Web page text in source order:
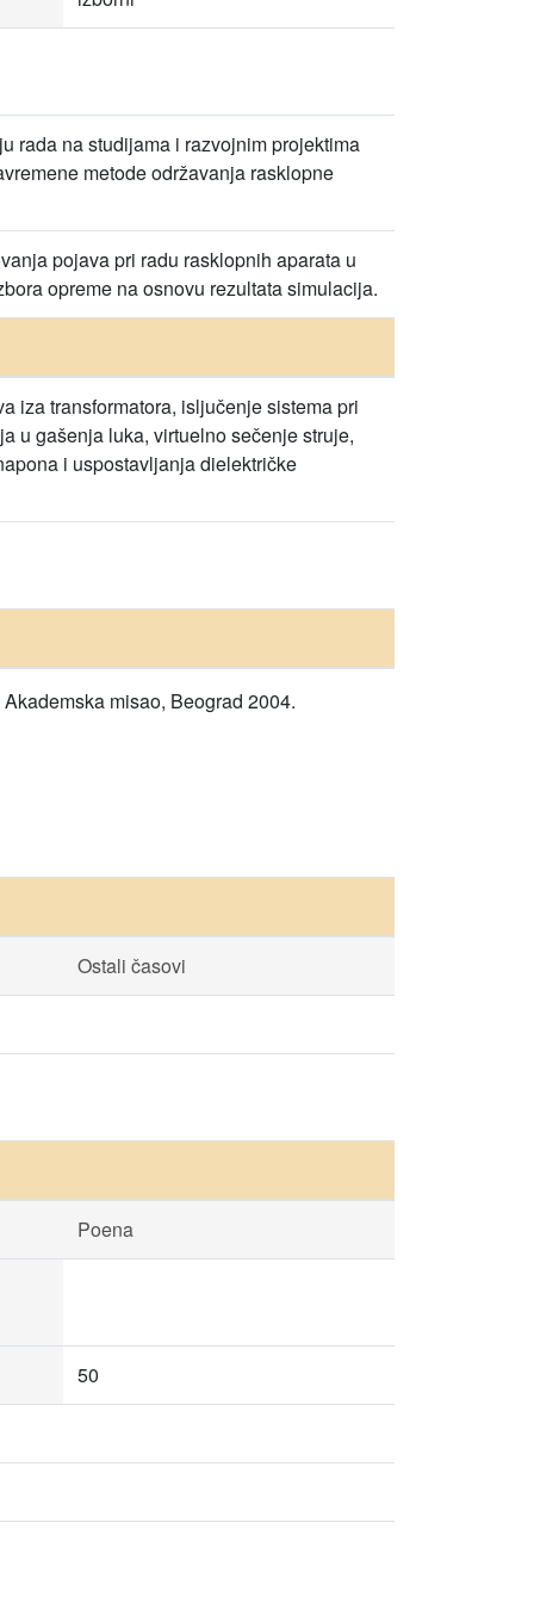
rada na studijama i razvojnim projektima
metode održavanja rasklopne
pojava pri radu rasklopnih aparata u
opreme na osnovu rezultata simulacija.
iza transformatora, isljučenje sistema pri
u gašenja luka, virtuelno sečenje struje,
i uspostavljanja dielektričke
misao, Beograd 2004.
Ostali časovi
Poena
50